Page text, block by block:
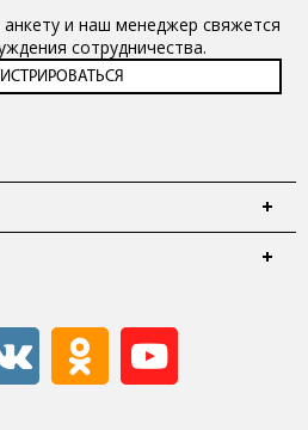
и наш менеджер свяжется
сотрудничества.